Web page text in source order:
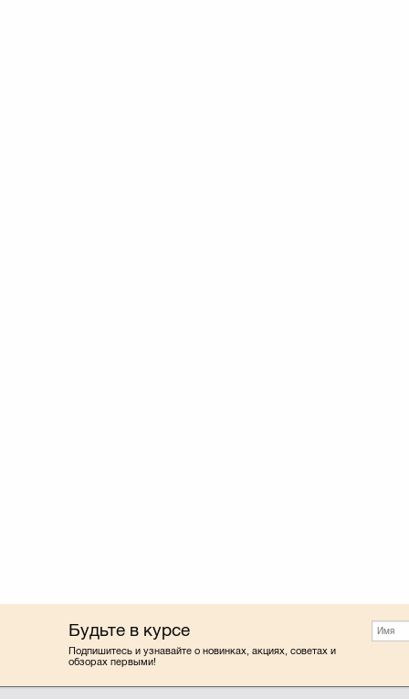
Будьте в курсе
Подпишитесь и узнавайте о новинках, акциях, советах и
обзорах первыми!